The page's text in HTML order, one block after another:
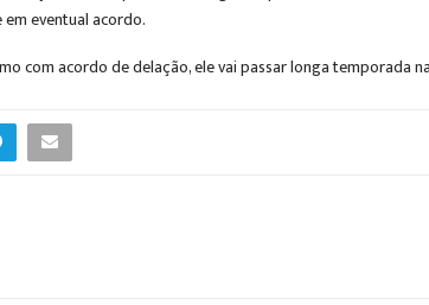
eventual acordo.
com acordo de delação, ele vai passar longa temporada